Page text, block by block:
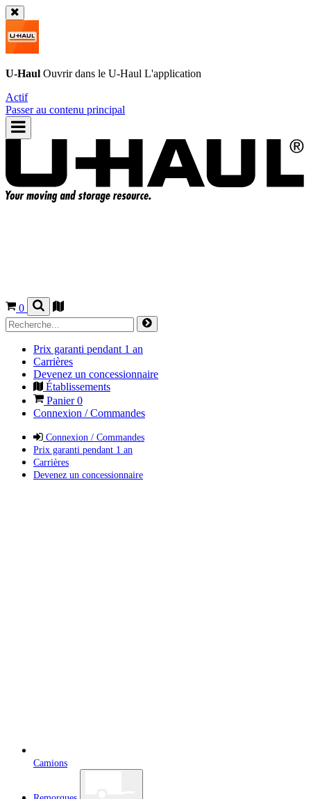
U-Haul Ouvrir dans le U-Haul L'application
Actif
Passer au contenu principal
0
Prix garanti pendant 1 an
Carrières
Devenez un concessionnaire
Établissements
Panier0
Connexion / Commandes
Connexion / Commandes
Prix garanti pendant 1 an
Carrières
Devenez un concessionnaire
Camions